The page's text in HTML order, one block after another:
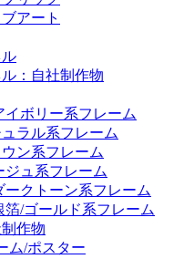
アート
：自社制作物
イボリー系フレーム
ラル系フレーム
ン系フレーム
ジュ系フレーム
ークトーン系フレーム
箔/ゴールド系フレーム
作物
ム/ポスター